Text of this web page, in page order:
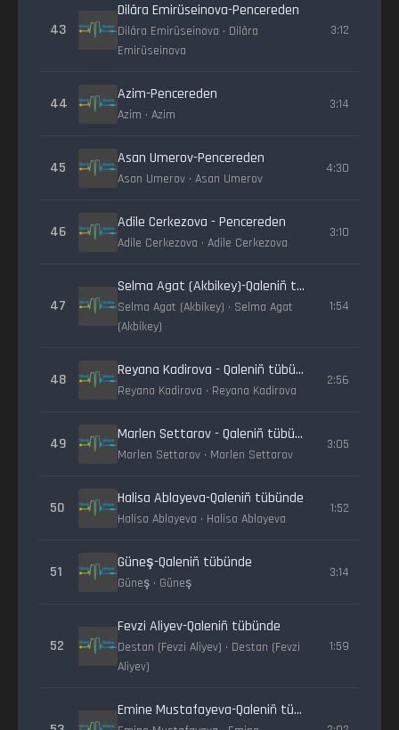
43
Dilâra Emirüseinova-Pencereden
Dilâra Emirüseinova • Dilâra
Emirüseinova
3:12
44
Azim-Pencereden
Azim • Azim
3:14
45
Asan Umerov-Pencereden
Asan Umerov • Asan Umerov
4:30
46
Adile Cerkezova - Pencereden
Adile Cerkezova • Adile Cerkezova
3:10
47
Selma Agat (Akbikey)-Qaleniñ tübünde
Selma Agat (Akbikey) • Selma Agat
(Akbikey)
1:54
48
Reyana Kadirova - Qaleniñ tübünde
Reyana Kadirova • Reyana Kadirova
2:56
49
Marlen Settarov - Qaleniñ tübünde
Marlen Settarov • Marlen Settarov
3:05
50
Halisa Ablayeva-Qaleniñ tübünde
Halisa Ablayeva • Halisa Ablayeva
1:52
51
Güneş-Qaleniñ tübünde
Güneş • Güneş
3:14
52
Fevzi Aliyev-Qaleniñ tübünde
Destan (Fevzi Aliyev) • Destan (Fevzi
Aliyev)
1:59
Emine Mustafayeva-Qaleniñ tübünde